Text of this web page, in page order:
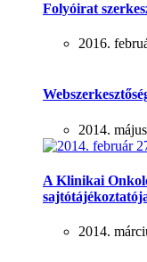
Folyóirat
2016.
2014.
A Klinikai
2014.